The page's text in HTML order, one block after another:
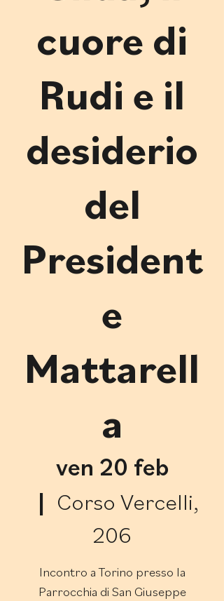
cuore di
Rudi e il
desiderio
del
President
e
Mattarell
a
ven 20 feb
  |
Corso Vercelli,
206
Incontro a Torino presso la
Parrocchia di San Giuseppe